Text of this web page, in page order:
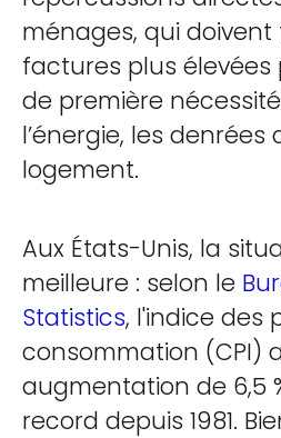
ménages, qui
factures plus élevées
de première
l’énergie, les
logement.
Aux États-Unis, la
meilleure : selon le
Statistics, l'indice des
consommation (CPI)
augmentation de 6,5
record depuis 1981.